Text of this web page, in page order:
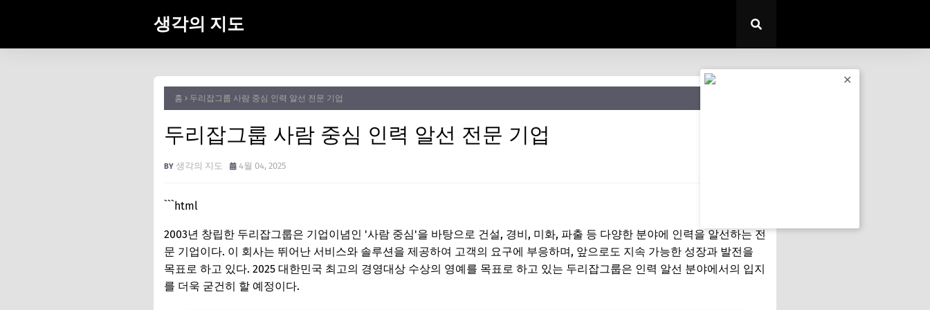
생각의 지도
홈 두리잡그룹 사람 중심 인력 알선 전문 기업
두리잡그룹 사람 중심 인력 알선 전문 기업
생각의 지도 4월 04, 2025
```html
2003년 창립한 두리잡그룹은 기업이념인 '사람 중심'을 바탕으로 건설, 경비, 미화, 파출 등 다양한 분야에 인력을 알선하는 전
문 기업이다. 이 회사는 뛰어난 서비스와 솔루션을 제공하여 고객의 요구에 부응하며, 앞으로도 지속 가능한 성장과 발전을
목표로 하고 있다. 2025 대한민국 최고의 경영대상 수상의 영예를 목표로 하고 있는 두리잡그룹은 인력 알선 분야에서의 입지
를 더욱 굳건히 할 예정이다.
✕